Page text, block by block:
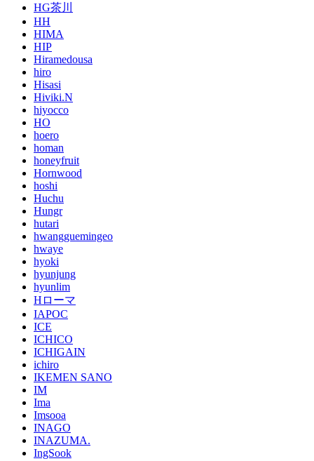
HG茶川
HH
HIMA
HIP
Hiramedousa
hiro
Hisasi
Hiviki.N
hiyocco
HO
hoero
homan
honeyfruit
Hornwood
hoshi
Huchu
Hungr
hutari
hwangguemingeo
hwaye
hyoki
hyunjung
hyunlim
Hローマ
IAPOC
ICE
ICHICO
ICHIGAIN
ichiro
IKEMEN SANO
IM
Ima
Imsooa
INAGO
INAZUMA.
IngSook